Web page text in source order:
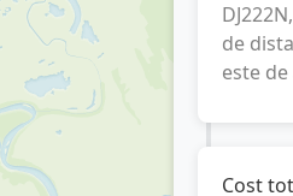
de
este
Cost